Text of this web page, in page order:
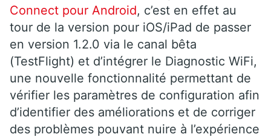
Connect pour Android, c’est en effet au
tour de la version pour iOS/iPad de passer
en version 1.2.0 via le canal bêta
(TestFlight) et d’intégrer le Diagnostic WiFi,
une nouvelle fonctionnalité permettant de
vérifier les paramètres de configuration afin
d’identifier des améliorations et de corriger
des problèmes pouvant nuire à l’expérience